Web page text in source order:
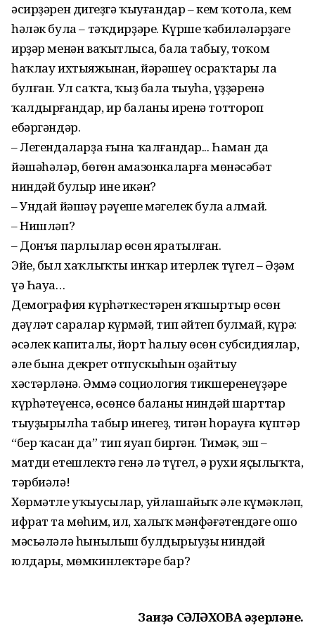
әсирҙәрен диңгеҙгә ҡыуғандар – кем ҡотола, кем
һәләк була – тәҡдирҙәре. Күрше ҡәбиләләрҙәге
ирҙәр менән ваҡытлыса, бала табыу, тоҡом
һаҡлау ихтыяжынан, йәрәшеү осраҡтары ла
булған. Ул саҡта, ҡыҙ ба­ла тыуһа, үҙҙә­ренә
ҡалдырғандар, ир баланы иренә тоттороп
ебәргәндәр.
– Легендаларҙа ғына ҡалғандар... Һаман да
йәшәһәләр, бөгөн амазонкаларға мөнәсәбәт
ниндәй булыр ине икән?
– Ундай йәшәү рәүеше мәңгелек була алмай.
– Нишләп?
– Донъя парлылар өсөн яратылған.
Эйе, был хаҡлыҡты инҡар итерлек түгел – Әҙәм
үә Һауа…
Демография күрһәткестәрен яҡ­шыртыр өсөн
дәүләт саралар күрмәй, тип әйтеп булмай, күрә:
әсәлек капиталы, йорт һалыу өсөн субсидиялар,
әле бына декрет отпускыһын оҙайтыу
хәстәрләнә. Әммә социология тикшеренеүҙәре
күрһәтеүенсә, өсөнсө баланы ниндәй шарттар
тыуҙырылһа табыр инегеҙ, тигән һорауға күптәр
“бер ҡасан да” тип яуап биргән. Тимәк, эш –
матди етешлектә генә лә түгел, ә рухи яҫы­лыҡта,
тәрбиәлә!
Хөрмәтле уҡыусылар, уйлашайыҡ әле күмәкләп,
ифрат та мөһим, ил, халыҡ мәнфәғәтендәге ошо
мәсьәләлә һынылыш булдырыуҙың ниндәй
юлдары, мөмкинлектәре бар?
Заһиҙә СӘЛӘХОВА әҙерләне.